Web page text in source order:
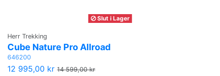
Slut i Lager
Herr Trekking
Cube Nature Pro Allroad
646200
12 995,00 kr 14 599,00 kr